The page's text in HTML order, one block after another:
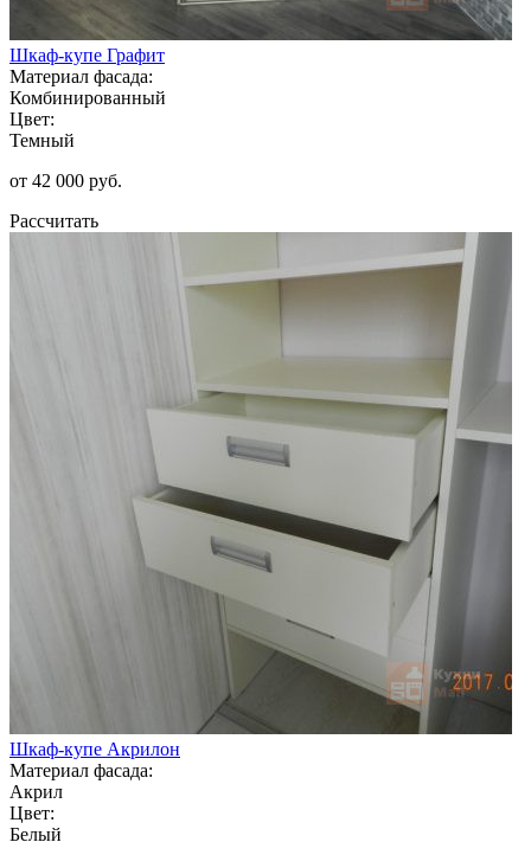
Шкаф-купе Графит
Материал фасада:
Комбинированный
Цвет:
Темный
от 42 000 руб.
Рассчитать
Шкаф-купе Акрилон
Материал фасада:
Акрил
Цвет:
Белый